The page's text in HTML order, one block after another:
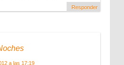
Responder
a las 17:19